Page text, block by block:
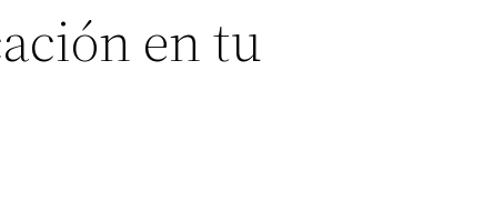
en tu